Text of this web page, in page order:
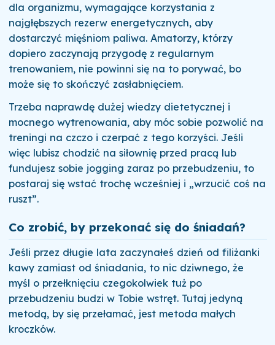
dla organizmu, wymagające korzystania z
najgłębszych rezerw energetycznych, aby
dostarczyć mięśniom paliwa. Amatorzy, którzy
dopiero zaczynają przygodę z regularnym
trenowaniem, nie powinni się na to porywać, bo
może się to skończyć zasłabnięciem.
Trzeba naprawdę dużej wiedzy dietetycznej i
mocnego wytrenowania, aby móc sobie pozwolić na
treningi na czczo i czerpać z tego korzyści. Jeśli
więc lubisz chodzić na siłownię przed pracą lub
fundujesz sobie jogging zaraz po przebudzeniu, to
postaraj się wstać trochę wcześniej i „wrzucić coś na
ruszt”.
Co zrobić, by przekonać się do śniadań?
Jeśli przez długie lata zaczynałeś dzień od filiżanki
kawy zamiast od śniadania, to nic dziwnego, że
myśl o przełknięciu czegokolwiek tuż po
przebudzeniu budzi w Tobie wstręt. Tutaj jedyną
metodą, by się przełamać, jest metoda małych
kroczków.